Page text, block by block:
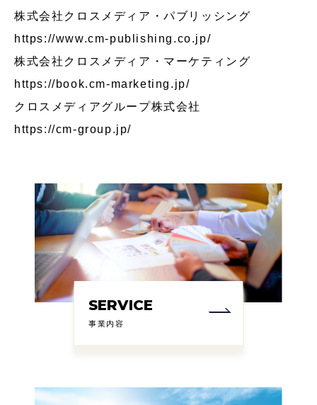
株式会社クロスメディア・パブリッシング
https://www.cm-publishing.co.jp/
株式会社クロスメディア・マーケティング
https://book.cm-marketing.jp/
クロスメディアグループ株式会社
https://cm-group.jp/
SERVICE
事業内容